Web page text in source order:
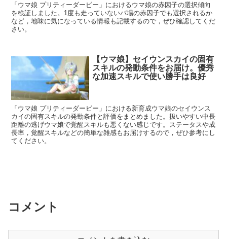
「ウマ娘 プリティーダービー」におけるウマ娘の赤因子の選択傾向
を検証しました。1度も走っていないバ場の赤因子でも選択されるか
など，地味に気になっている情報も記載するので，ぜひ確認してくだ
さい。
【ウマ娘】セイウンスカイの固有
スキルの発動条件をお届け。優秀
な加速スキルで使い勝手は良好
「ウマ娘 プリティーダービー」における新育成ウマ娘のセイウンス
カイの固有スキルの発動条件と評価をまとめました。扱いやすい中長
距離の逃げウマ娘で覚醒スキルも悪くない感じです。ステータスや成
長率，覚醒スキルなどの簡単な雑感もお届けするので，ぜひ参考にし
てください。
コメント